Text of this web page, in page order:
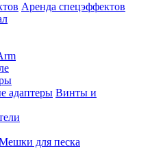
Аренда спецэффектов
Винты и
для песка